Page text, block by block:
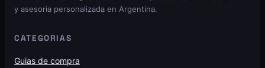
y asesoria personalizada en Argentina.
CATEGORIAS
Guias de compra